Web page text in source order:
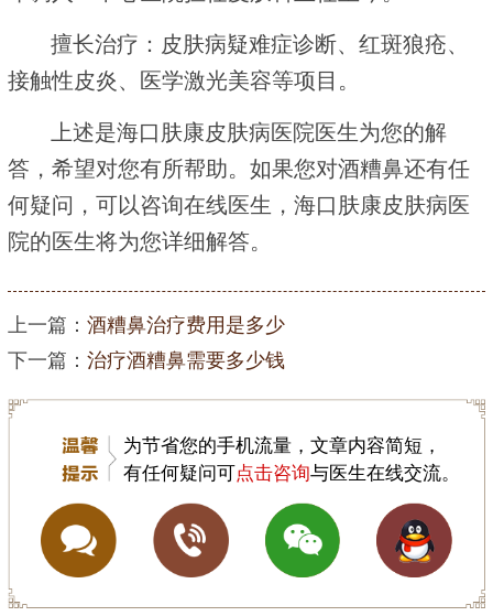
擅长治疗：皮肤病疑难症诊断、红斑狼疮、
接触性皮炎、医学激光美容等项目。
上述是海口肤康皮肤病医院医生为您的解
答，希望对您有所帮助。如果您对酒糟鼻还有任
何疑问，可以咨询在线医生，海口肤康皮肤病医
院的医生将为您详细解答。
上一篇： 酒糟鼻治疗费用是多少
下一篇： 治疗酒糟鼻需要多少钱
为节省您的手机流量，文章内容简短，
有任何疑问可点击咨询与医生在线交流。